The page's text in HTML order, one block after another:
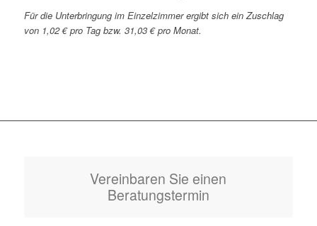
Für die Unterbringung im Einzelzimmer ergibt sich ein Zuschlag
von 1,02 € pro Tag bzw. 31,03 € pro Monat.
Vereinbaren Sie einen
Beratungstermin